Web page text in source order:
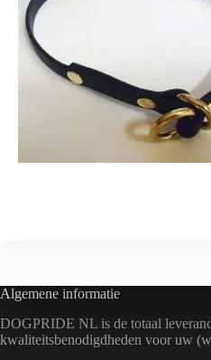
Algemene informatie
DOGPRIDE NL is de totaal
kwaliteitsbenodigdheden voor uw